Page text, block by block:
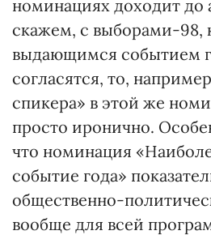
номинациях доходит до
скажем, с выборами-98,
выдающимся событием
согласятся, то,
спикера» в этой же
просто иронично.
что номинация
событие года»
общественно-
вообще для всей